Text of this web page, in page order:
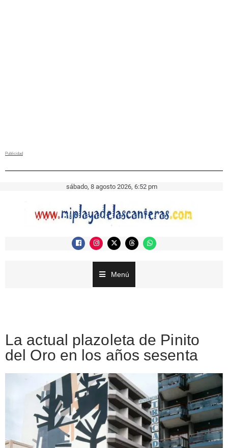
sábado, 8 agosto 2026, 6:52 pm
Menú
La actual plazoleta de Pinito
del Oro en los años sesenta